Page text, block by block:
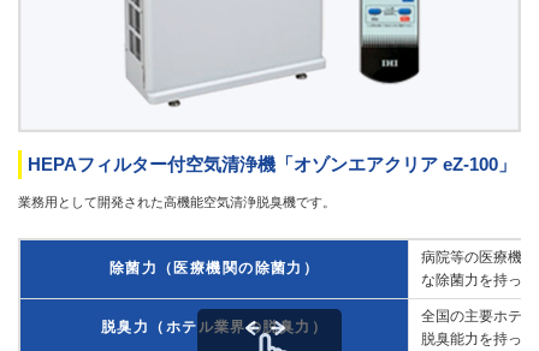
HEPAフィルター付空気清浄機「オゾンエアクリア eZ-100」
業務用として開発された高機能空気清浄脱臭機です。
除菌力（医療機関の除菌力）
病院等の医療機
な除菌力を持っ
脱臭力（ホテル業界の脱臭力）
全国の主要ホテ
脱臭能力を持っ